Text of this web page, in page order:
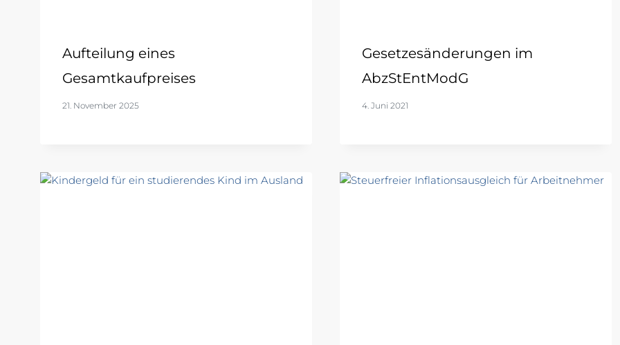
Aufteilung eines
Gesamtkaufpreises
21. November 2025
Gesetzesänderungen im
AbzStEntModG
4. Juni 2021